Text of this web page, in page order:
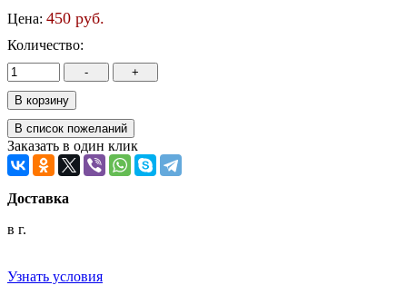
Цена: 450 руб.
Количество:
Заказать в один клик
Доставка
в г.
Узнать условия